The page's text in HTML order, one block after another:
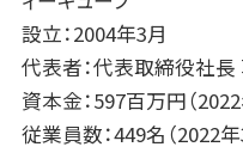
設立：2004年3月
代表者：代表取締役社長
資本金：597百万円（
従業員数：449名（2022